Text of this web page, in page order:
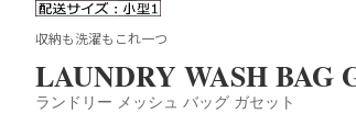
収納も洗濯もこれ一つ
LAUNDRY WASH BAG
ランドリー メッシュ バッグ ガセット